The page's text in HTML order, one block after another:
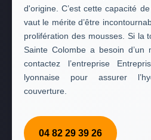
d'origine. C’est cette capacité
vaut le mérite d’être
prolifération des mousses. Si la
Sainte Colombe a besoin d’un
contactez l’entreprise
lyonnaise pour assurer
couverture.
04 82 29 39 26